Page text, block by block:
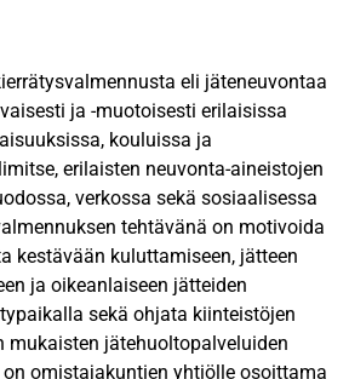
eli jäteneuvontaa
ja -muotoisesti erilaisissa
kouluissa ja
erilaisten neuvonta-aineistojen
verkossa sekä sosiaalisessa
tehtävänä on motivoida
kestävään kuluttamiseen, jätteen
ja oikeanlaiseen jätteiden
sekä ohjata kiinteistöjen
mukaisten jätehuoltopalveluiden
omistajakuntien yhtiölle osoittama